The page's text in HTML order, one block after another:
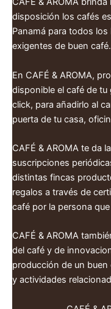
disposición los cafés
Panamá para todos
exigentes de buen café.
En CAFÉ & AROMA,
disponible el café de
click, para añadirlo al
puerta de tu casa,
CAFÉ & AROMA te da
suscripciones
distintas fincas
regalos a través de
café por la persona
CAFÉ & AROMA
del café y de
producción de un
y actividades